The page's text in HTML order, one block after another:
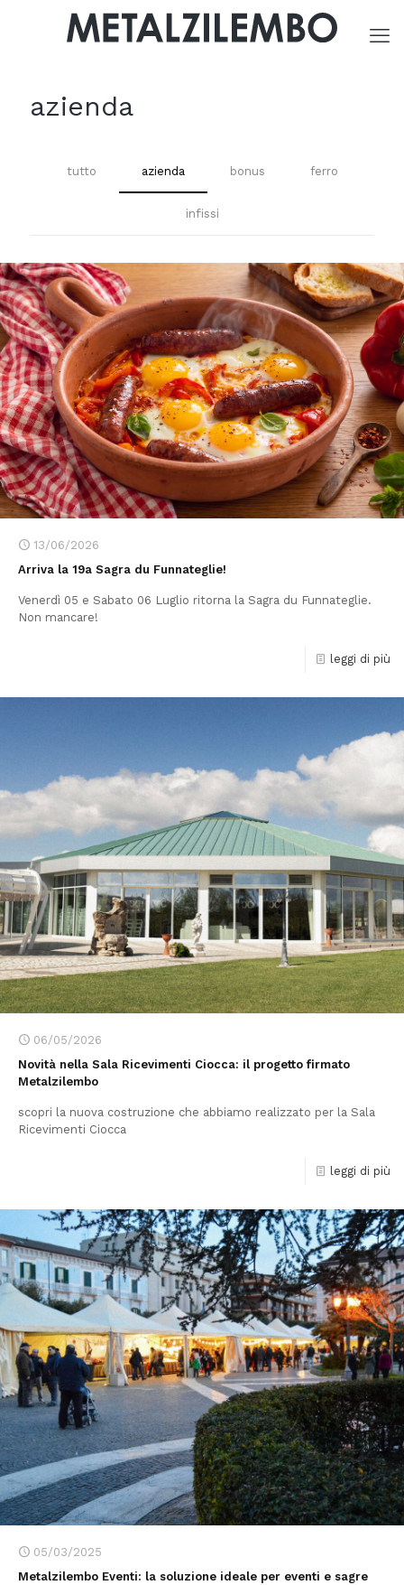
azienda
tutto azienda bonus ferro
infissi
13/06/2026
Arriva la 19a Sagra du Funnateglie!
Venerdì 05 e Sabato 06 Luglio ritorna la Sagra du Funnateglie.
Non mancare!
leggi di più
06/05/2026
Novità nella Sala Ricevimenti Ciocca: il progetto firmato
Metalzilembo
scopri la nuova costruzione che abbiamo realizzato per la Sala
Ricevimenti Ciocca
leggi di più
05/03/2025
Metalzilembo Eventi: la soluzione ideale per eventi e sagre